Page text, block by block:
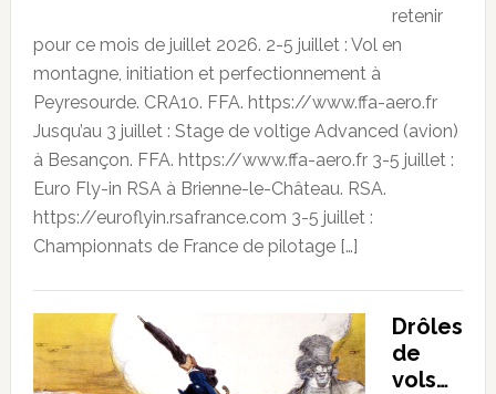
retenir
pour ce mois de juillet 2026. 2-5 juillet : Vol en
montagne, initiation et perfectionnement à
Peyresourde. CRA10. FFA. https://www.ffa-aero.fr
Jusqu’au 3 juillet : Stage de voltige Advanced (avion)
à Besançon. FFA. https://www.ffa-aero.fr 3-5 juillet :
Euro Fly-in RSA à Brienne-le-Château. RSA.
https://euroflyin.rsafrance.com 3-5 juillet :
Championnats de France de pilotage […]
Drôles
de
vols…